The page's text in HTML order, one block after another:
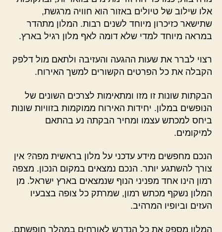
אלו שילוב של טיולים באזור הוא חוויה מרגשת,
שתישאר כזיכרון מיוחד לשנים רבות. המלון מתהדר
במראה מיוחד למדי שלא דומה לאף מלון רגיל בארץ.
רצוי לברר את שעות ההגעה והעזיבה ולתאם מול דלפק
הקבלה את כל הפרטים הקשורים למשך האירוח.
הבקתות שונות זו מזו ומתאימות לצרכים השונים של
הנופשים במלון. יחידות האירוח ממוקמות בזוויות שונות
ביחס למכתש עצמו ומחיר הבקתה נע בהתאם
למיקומים.
הנכם מחפשים מידע עדכני על מלון בראשית מפה? אין
צורך להשתגע יותר. הנכם נמצאים במקום הנכון. מצפה
רמון הינו אחד מפניני הנוף שנמצאים בארץ ישראל. מן
המלון נשקף מכתש רמון, שמרתק כל צופה בצבעיו
העזים וביופיו המרהיב.
המלון מספק את כל הנדרש לאורחים במהלך חופשתם,